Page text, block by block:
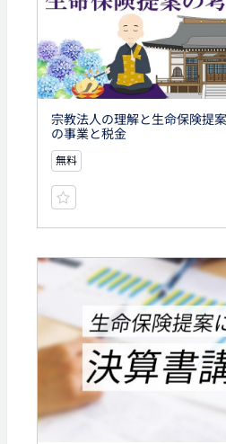
宗教法人の理解と生命保険提
の事業と税金
無料